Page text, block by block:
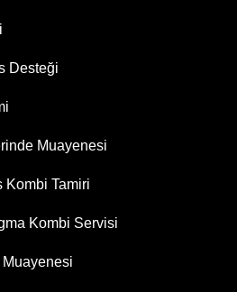
Desteği
Muayenesi
Kombi Tamiri
Kombi Servisi